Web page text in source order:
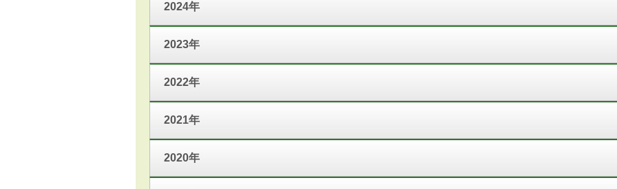
2024年
2023年
2022年
2021年
2020年